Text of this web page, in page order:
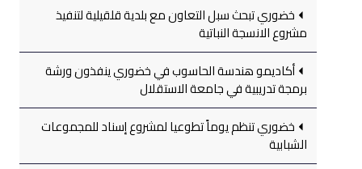
خضوري تبحث سبل التعاون مع بلدية قلقيلية لتنفيذ
مشروع الانسجة النباتية
أكاديمو هندسة الحاسوب في خضوري ينفذون ورشة
برمجة تدريبية في جامعة الاستقلال
خضوري تنظم يوماً تطوعيا لمشروع إسناد للمجموعات
الشبابية